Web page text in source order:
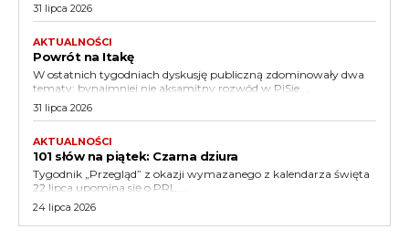
31 lipca 2026
AKTUALNOŚCI
Powrót na Itakę
W ostatnich tygodniach dyskusję publiczną zdominowały dwa
tematy: bynajmniej nie aksamitny rozwód w PiSie,...
31 lipca 2026
AKTUALNOŚCI
101 słów na piątek: Czarna dziura
Tygodnik „Przegląd” z okazji wymazanego z kalendarza święta
22 lipca upomina się o PRL....
24 lipca 2026